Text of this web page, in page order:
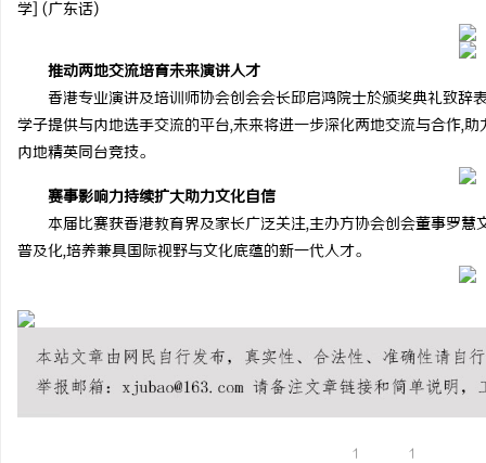
学] (广东话)
推动两地交流培育未来演讲人才
香港专业演讲及培训师协会创会会长邱启鸿院士於颁奖典礼致辞
学子提供与内地选手交流的平台,未来将进一步深化两地交流与合作,
内地精英同台竞技。
赛事影响力持续扩大助力文化自信
本届比赛获香港教育界及家长广泛关注,主办方协会创会董事罗
普及化,培养兼具国际视野与文化底蕴的新一代人才。
1 1